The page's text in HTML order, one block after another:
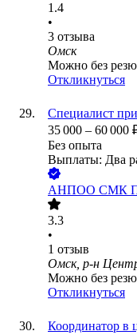
1.4
•
3 отзыва
Омск
Можно без
Откликнуться
Специалист
35 000 – 60 000
Без опыта
Выплаты: Два
АНПОО СМК
3.3
•
1 отзыв
Омск, р-н
Можно без
Откликнуться
Координатор в